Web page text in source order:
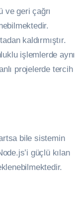
ve geri çağrı
kaldırmıştır.
işlemlerde aynı
projelerde tercih
bile sistemin
güçlü kılan